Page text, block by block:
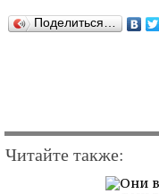
Поделиться…
Читайте также: